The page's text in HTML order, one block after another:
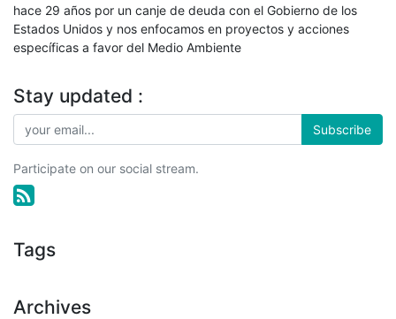
hace 29 años por un canje de deuda con el Gobierno de los
Estados Unidos y nos enfocamos en proyectos y acciones
específicas a favor del Medio Ambiente
Stay updated :
Subscribe
Participate on our social stream.
Tags
Archives